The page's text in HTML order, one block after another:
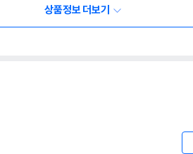
상품정보 더보기